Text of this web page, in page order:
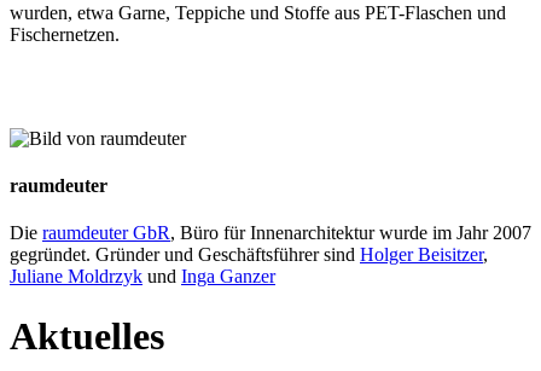
wurden, etwa Garne, Teppiche und Stoffe aus PET-Flaschen und
Fischernetzen.
raumdeuter
Die raumdeuter GbR, Büro für Innenarchitektur wurde im Jahr 2007
gegründet. Gründer und Geschäftsführer sind Holger Beisitzer,
Juliane Moldrzyk und Inga Ganzer
Aktuelles